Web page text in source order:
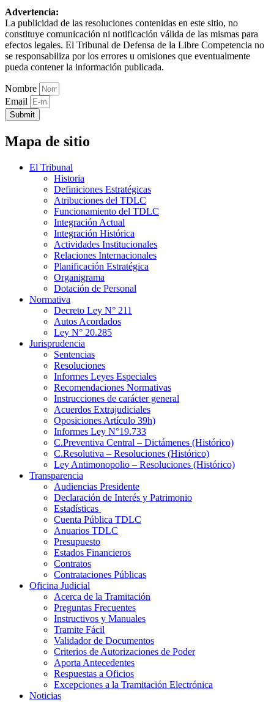
Advertencia:
La publicidad de las resoluciones contenidas en este sitio, no
constituye comunicación ni notificación válida de las mismas para
efectos legales. El Tribunal de Defensa de la Libre Competencia no
se responsabiliza por los errores u omisiones que eventualmente
pueda contener la información publicada.
Nombre
Email
Submit
Mapa de sitio
El Tribunal
Historia
Definiciones Estratégicas
Atribuciones del TDLC
Funcionamiento del TDLC
Integración Actual
Integración Histórica
Actividades Institucionales
Relaciones Internacionales
Planificación Estratégica
Organigrama
Dotación de Personal
Normativa
Decreto Ley N° 211
Autos Acordados
Ley N° 20.285
Jurisprudencia
Sentencias
Resoluciones
Informes Leyes Especiales
Recomendaciones Normativas
Instrucciones de carácter general
Acuerdos Extrajudiciales
Oposiciones Artículo 39h)
Informes Ley N°19.733
C.Preventiva Central – Dictámenes (Histórico)
C.Resolutiva – Resoluciones (Histórico)
Ley Antimonopolio – Resoluciones (Histórico)
Transparencia
Audiencias Presidente
Declaración de Interés y Patrimonio
Estadísticas
Cuenta Pública TDLC
Anuarios TDLC
Presupuesto
Estados Financieros
Contratos
Contrataciones Públicas
Oficina Judicial
Acerca de la Tramitación
Preguntas Frecuentes
Instructivos y Manuales
Tramite Fácil
Validador de Documentos
Criterios de Autorizaciones de Poder
Aporta Antecedentes
Respuestas a Oficios
Excepciones a la Tramitación Electrónica
Noticias